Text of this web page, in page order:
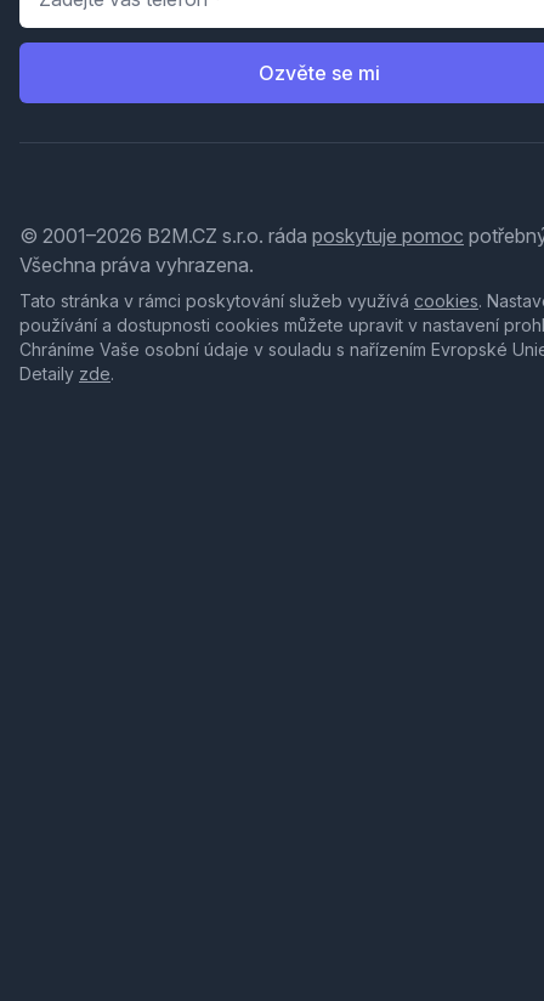
Ozvěte se mi
© 2001–2026 B2M.CZ s.r.o. ráda poskytuje pomoc
Všechna práva vyhrazena.
Tato stránka v rámci poskytování služeb využívá cookies.
používání a dostupnosti cookies můžete upravit v nastavení
Chráníme Vaše osobní údaje v souladu s nařízením Evropské
Detaily zde.